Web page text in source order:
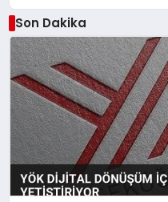
Son Dakika